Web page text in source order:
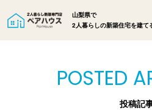
山梨県で
2人暮らしの新築住宅を建て
POSTED
投稿記